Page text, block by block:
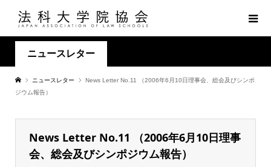
ニュースレター
ニュースレター
News Letter No.11 （2006年6月10日理事会、総会及びシンポ
ジウム報告）
News Letter No.11 （2006年6月10日理事
会、総会及びシンポジウム報告）